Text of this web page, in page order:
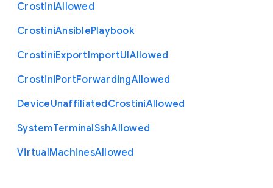
CrostiniAllowed
CrostiniAnsiblePlaybook
CrostiniExportImportUIAllowed
CrostiniPortForwardingAllowed
DeviceUnaffiliatedCrostiniAllowed
SystemTerminalSshAllowed
VirtualMachinesAllowed